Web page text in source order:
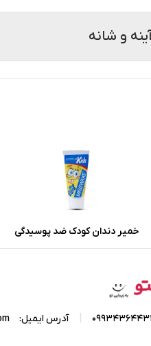
و شانه
خمیر دندان کودک ضد پوسیدگی
میسویک باطعم موز و بلوبری
آدرس ایمیل: